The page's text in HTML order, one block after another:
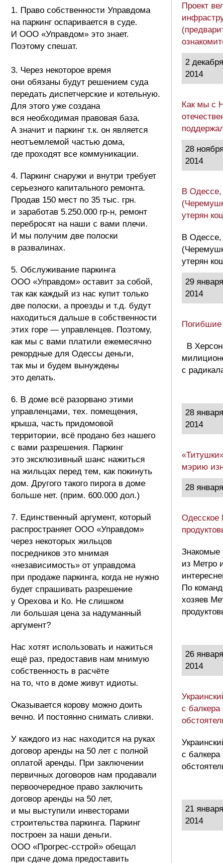
1. Право собственности Управдома
на паркинг оспаривается в суде.
И ООО «Управдом» это знает.
Поэтому спешат.
3. Через некоторое время
они обязаны будут решением суда
передать диспетчерские и котельную.
Для этого уже создана
вся необходимая правовая база.
А значит и паркинг т.к. он является
неотъемлемой частью дома,
где проходят все коммуникации.
4. Паркинг снаружи и внутри требует
серьезного капитального ремонта.
Продав 150 мест по 35 тыс. грн.
и заработав 5.250.000 гр-н, ремонт
перебросят на наши с вами плечи.
И мы получим две полоски
в развалинах.
5. Обслуживание паркинга
ООО «Управдом» оставит за собой,
так как каждый из нас купит только
две полоски, а проезды и т.д. будут
находиться дальше в собственности
этих горе — управленцев. Поэтому,
как мы с вами платили ежемесячно
рекордные для Одессы деньги,
так мы и будем вынуждены
это делать.
6. В доме всё разорвано этими
управленцами, тех. помещения,
крыша, часть придомовой
территории, всё продано без нашего
с вами разрешения. Паркинг
это эксклюзивный шанс нажиться
на жильцах перед тем, как покинуть
дом. Другого такого пирога в доме
больше нет. (прим. 600.000 дол.)
7. Единственный аргумент, который
распространяет ООО «Управдом»
через некоторых жильцов
посредников это мнимая
«независимость» от управдома
при продаже паркинга, когда не нужно
будет спрашивать разрешение
у Орехова и Ко. Не слишком
ли большая цена за надуманный
аргумент?
Нас хотят использовать и нажиться
ещё раз, предоставив нам мнимую
собственность в расчёте
на то, что в доме живут идиоты.
Оказывается корову можно доить
вечно. И постоянно снимать сливки.
У каждого из нас находится на руках
договор аренды на 50 лет с полной
оплатой аренды. При заключении
первичных договоров нам продавали
первоочередное право заключить
договор аренды на 50 лет,
и мы выступили инвесторами
строительства паркинга. Паркинг
построен за наши деньги.
ООО «Прогрес-сстрой» обещал
при сдаче дома предоставить
Проект
2 декабря
2014
Как мы с
28
2014
В Одессе,
утерян
В Одессе,
утерян
29 января
2014
В
с
28 января
2014
мэрию
28
Одесское
Знакомые
из Метро
По
хозяев
26 января
2014
с
с
21 января
2014